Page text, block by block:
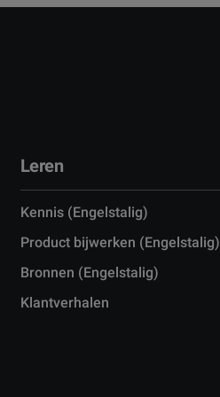
Leren
Kennis (Engelstalig)
Product bijwerken (Engelstalig)
Bronnen (Engelstalig)
Klantverhalen